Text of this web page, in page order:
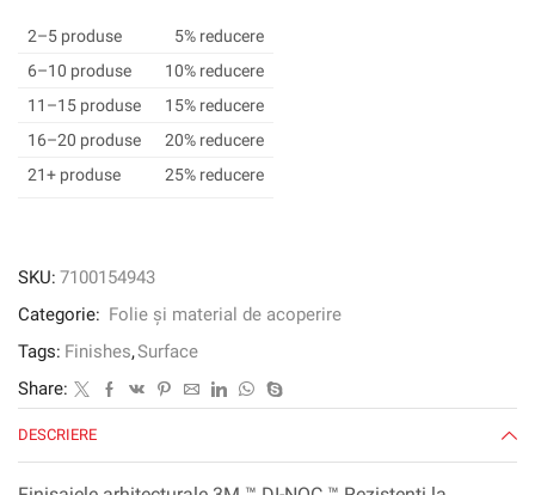
NOC
Finisaj
arhitectural
rezistent
AR,
mm
x
m
2–5 produse
5% reducere
6–10 produse
10% reducere
11–15 produse
15% reducere
16–20 produse
20% reducere
21+ produse
25% reducere
SKU: 7100154943
Categorie: Folie și material de acoperire
Tags: Finishes,Surface
Share:
DESCRIERE